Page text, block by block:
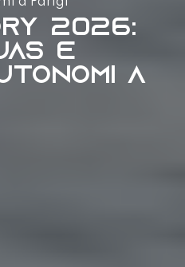
2026:
e
a